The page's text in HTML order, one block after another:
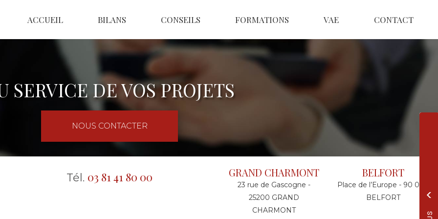
ACCUEIL BILANS CONSEILS FORMATIONS VAE CONTACT
SERVICE DE VOS PROJETS
NOUS CONTACTER
Tél. 03 81 41 80 00 GRAND CHARMONT
23 rue de Gascogne -
25200 GRAND
CHARMONT
BELFORT
Place de l’Europe - 90 000
BELFORT